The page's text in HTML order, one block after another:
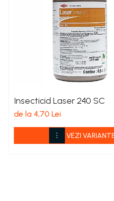
Insecticid Laser 240 SC
de la 4,70 Lei
VEZI